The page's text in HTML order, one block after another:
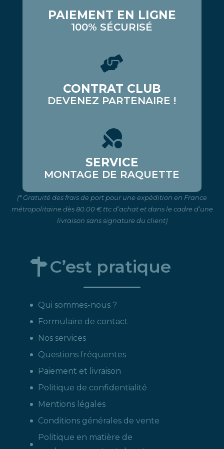
PAIEMENT EN LIGNE
100% SÉCURISÉ
CONTRAT CLUB
DEVENEZ PARTENAIRE !
SERVICE
MONTAGE DE RAQUETTE
(* Gratuité des frais de port pour une expédition en France
métropolitaine dès 80.00 € ttc d’achat et dans le cadre d’une
livraison sans signature du client)
C’est pratique
Qui sommes-nous ?
Formulaire de contact
Nos services
Questions fréquentes
Paiement et livraison
Politique de confidentialité
Mentions légales
Conditions générales de vente
Politique en matière de